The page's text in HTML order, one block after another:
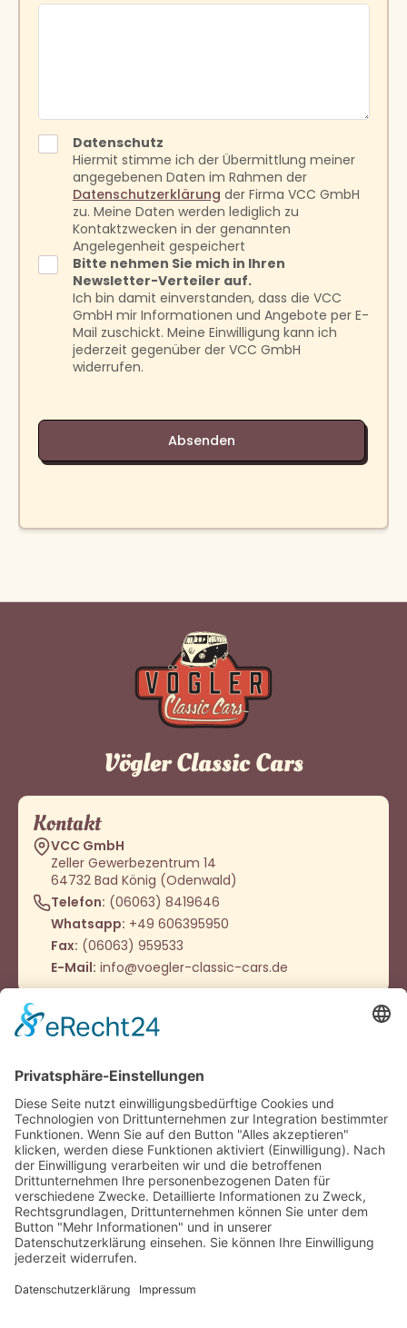
Datenschutz
Hiermit stimme ich der Übermittlung meiner
angegebenen Daten im Rahmen der
Datenschutzerklärung der Firma VCC GmbH
zu. Meine Daten werden lediglich zu
Kontaktzwecken in der genannten
Angelegenheit gespeichert
Bitte nehmen Sie mich in Ihren
Newsletter-Verteiler auf.
Ich bin damit einverstanden, dass die VCC
GmbH mir Informationen und Angebote per E-
Mail zuschickt. Meine Einwilligung kann ich
jederzeit gegenüber der VCC GmbH
widerrufen.
Vögler Classic Cars
Kontakt
VCC GmbH
Zeller Gewerbezentrum 14
64732 Bad König (Odenwald)
Telefon: (06063) 8419646
Whatsapp: +49 606395950
Fax: (06063) 959533
E-Mail: info@voegler-classic-cars.de
Öffnungszeiten
Montag - Donnerstag
9:00 – 12:00 Uhr
14:00 - 16:00 Uhr
Oder nach Vereinbarung
Häufig besucht
Impressum
Datenschutz
Cookie-Einstellungen